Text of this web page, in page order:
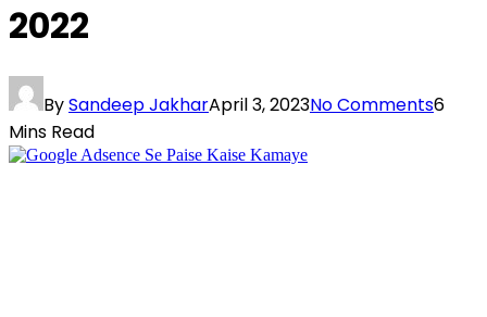
2022
BySandeep JakharApril 3, 2023No Comments6
Mins Read